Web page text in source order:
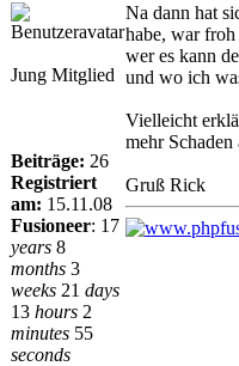
Jung Mitglied
Beiträge: 26
Registriert
am: 15.11.08
Fusioneer: 17
years 8
months 3
weeks 21 days
13 hours 2
minutes 55
seconds
Na dann hat
habe, war
wer es kann
und wo ich
Vielleicht
mehr Schaden
Gruß Rick